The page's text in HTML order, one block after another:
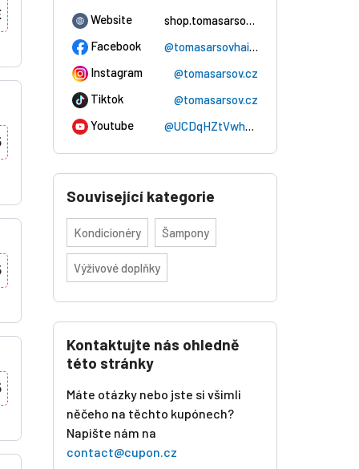
Website
shop.tomasarsov.cz
Facebook
@tomasarsovhaircare.cz
Instagram
@tomasarsov.cz
Tiktok
@tomasarsov.cz
Youtube
@UCDqHZtVwhe2u0m93AmQCCBg
Související kategorie
Kondicionéry Šampony
Výživové doplňky
Kontaktujte nás ohledně
této stránky
Máte otázky nebo jste si všimli
něčeho na těchto kupónech?
Napište nám na
contact@cupon.cz